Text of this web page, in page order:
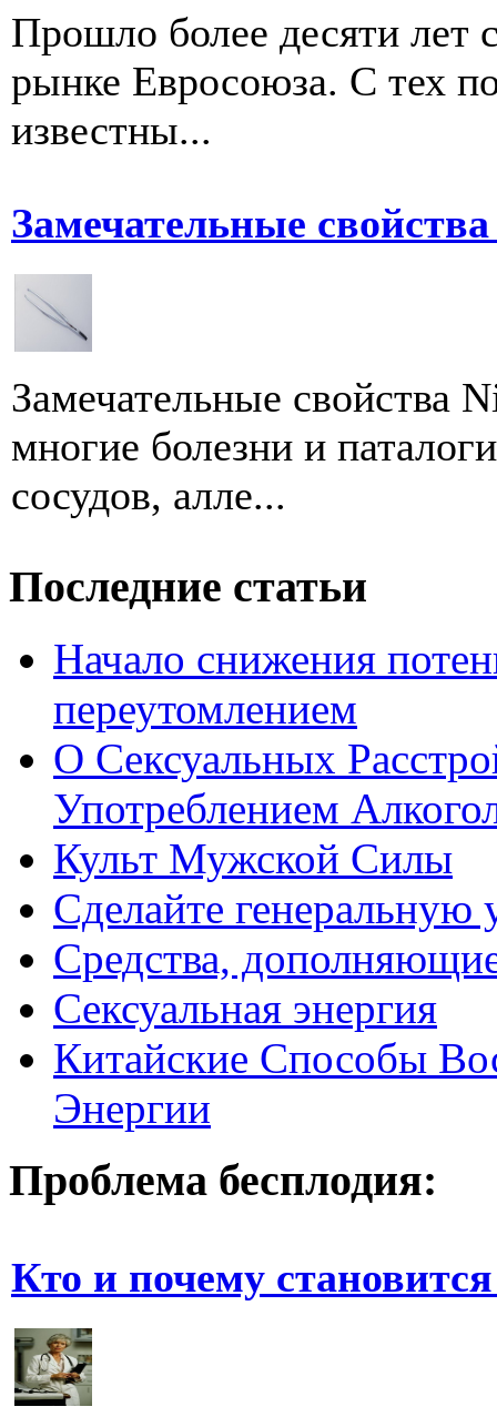
Прошло более десяти лет
рынке Евросоюза. С тех
известны...
Замечательные
Замечательные свойства
многие болезни и
сосудов, алле...
Последние статьи
Начало снижения
переутомлением
О Сексуальных
Употреблением
Культ Мужской Силы
Сделайте генеральную
Средства,
Сексуальная энергия
Китайские Способы
Энергии
Проблема бесплодия:
Кто и почему